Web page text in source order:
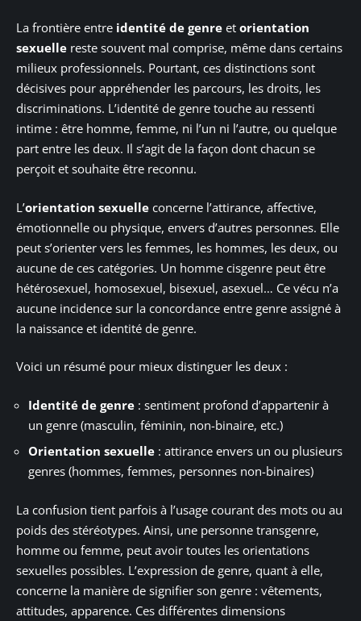
La frontière entre identité de genre et orientation
sexuelle reste souvent mal comprise, même dans certains
milieux professionnels. Pourtant, ces distinctions sont
décisives pour appréhender les parcours, les droits, les
discriminations. L’identité de genre touche au ressenti
intime : être homme, femme, ni l’un ni l’autre, ou quelque
part entre les deux. Il s’agit de la façon dont chacun se
perçoit et souhaite être reconnu.
L’orientation sexuelle concerne l’attirance, affective,
émotionnelle ou physique, envers d’autres personnes. Elle
peut s’orienter vers les femmes, les hommes, les deux, ou
aucune de ces catégories. Un homme cisgenre peut être
hétérosexuel, homosexuel, bisexuel, asexuel… Ce vécu n’a
aucune incidence sur la concordance entre genre assigné à
la naissance et identité de genre.
Voici un résumé pour mieux distinguer les deux :
Identité de genre : sentiment profond d’appartenir à
un genre (masculin, féminin, non-binaire, etc.)
Orientation sexuelle : attirance envers un ou plusieurs
genres (hommes, femmes, personnes non-binaires)
La confusion tient parfois à l’usage courant des mots ou au
poids des stéréotypes. Ainsi, une personne transgenre,
homme ou femme, peut avoir toutes les orientations
sexuelles possibles. L’expression de genre, quant à elle,
concerne la manière de signifier son genre : vêtements,
attitudes, apparence. Ces différentes dimensions